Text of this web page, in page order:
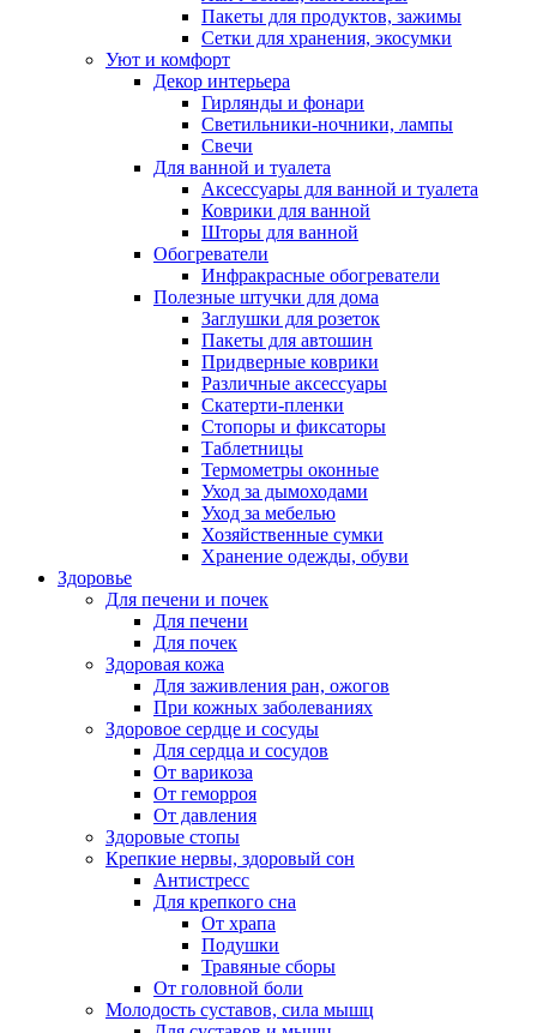
Пакеты для продуктов, зажимы
Сетки для хранения, экосумки
Уют и комфорт
Декор интерьера
Гирлянды и фонари
Светильники-ночники, лампы
Свечи
Для ванной и туалета
Аксессуары для ванной и туалета
Коврики для ванной
Шторы для ванной
Обогреватели
Инфракрасные обогреватели
Полезные штучки для дома
Заглушки для розеток
Пакеты для автошин
Придверные коврики
Различные аксессуары
Скатерти-пленки
Стопоры и фиксаторы
Таблетницы
Термометры оконные
Уход за дымоходами
Уход за мебелью
Хозяйственные сумки
Хранение одежды, обуви
Здоровье
Для печени и почек
Для печени
Для почек
Здоровая кожа
Для заживления ран, ожогов
При кожных заболеваниях
Здоровое сердце и сосуды
Для сердца и сосудов
От варикоза
От геморроя
От давления
Здоровые стопы
Крепкие нервы, здоровый сон
Антистресс
Для крепкого сна
От храпа
Подушки
Травяные сборы
От головной боли
Молодость суставов, сила мышц